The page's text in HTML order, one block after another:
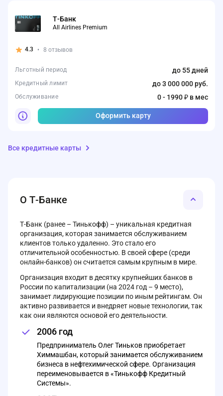
Т-Банк
All Airlines Premium
4.3 • 8 отзывов
Льготный период до 55 дней
Кредитный лимит до 3 000 000 руб.
Обслуживание 0 - 1990 ₽ в мес
Оформить карту
Все кредитные карты
О Т-Банке
Т-Банк (ранее – Тинькофф) – уникальная кредитная
организация, которая занимается обслуживанием
клиентов только удаленно. Это стало его
отличительной особенностью. В своей сфере (среди
онлайн-банков) он считается самым крупным в мире.
Организация входит в десятку крупнейших банков в
России по капитализации (на 2024 год – 9 место),
занимает лидирующие позиции по иным рейтингам. Он
активно развивается и внедряет новые технологии, так
как они являются основой его деятельности.
2006 год
Предприниматель Олег Тиньков приобретает
Химмашбан, который занимается обслуживанием
бизнеса в нефтехимической сфере. Организация
переименовывается в «Тинькофф Кредитный
Системы».